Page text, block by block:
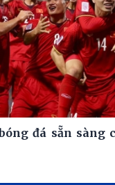
đá sẵn sàng